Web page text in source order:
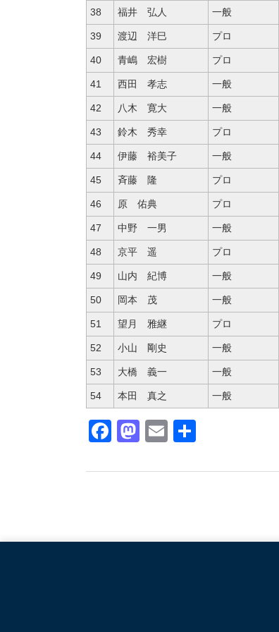
38 福井 弘人 一般
39 渡辺 洋巳 プロ
40 青嶋 宏樹 プロ
41 西田 孝志 一般
42 八木 寛大 一般
43 鈴木 秀幸 プロ
44 伊藤 裕美子 一般
45 斉藤 隆 プロ
46 原 佑典 プロ
47 中野 一男 一般
48 京平 遥 プロ
49 山内 紀博 一般
50 岡本 茂 一般
51 望月 雅継 プロ
52 小山 剛史 一般
53 大橋 義一 一般
54 本田 真之 一般
Facebook
Mastodon
Email